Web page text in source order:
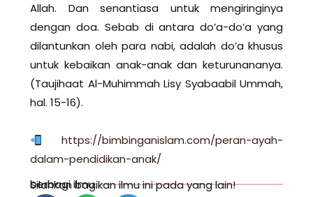
Allah. Dan senantiasa untuk mengiringinya
dengan doa. Sebab di antara do’a-do’a yang
dilantunkan oleh para nabi, adalah do’a khusus
untuk kebaikan anak-anak dan keturunananya.
(Taujihaat Al-Muhimmah Lisy Syabaabil Ummah,
hal. 15-16).
https://bimbinganislam.com/peran-ayah-
dalam-pendidikan-anak/
berbagi ilmu
Silahkan bagikan ilmu ini pada yang lain!